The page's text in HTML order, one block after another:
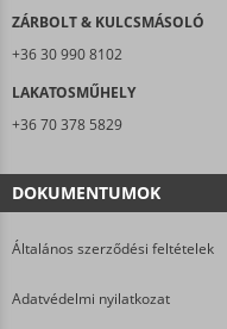
ZÁRBOLT & KULCSMÁSOLÓ
+36 30 990 8102
LAKATOSMŰHELY
+36 70 378 5829
DOKUMENTUMOK
Általános szerződési feltételek
Adatvédelmi nyilatkozat